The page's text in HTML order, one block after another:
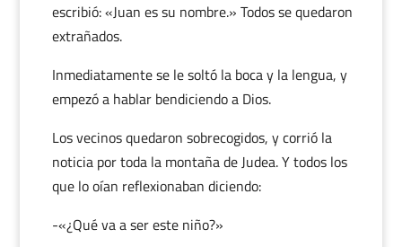
escribió: «Juan es su nombre.» Todos se quedaron
extrañados.
Inmediatamente se le soltó la boca y la lengua, y
empezó a hablar bendiciendo a Dios.
Los vecinos quedaron sobrecogidos, y corrió la
noticia por toda la montaña de Judea. Y todos los
que lo oían reflexionaban diciendo:
-«¿Qué va a ser este niño?»